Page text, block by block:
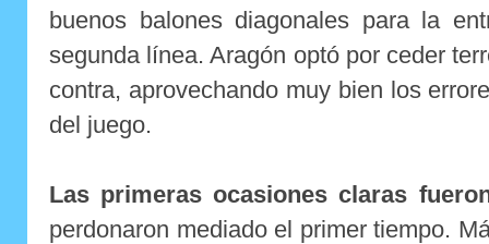
buenos balones diagonales para la
segunda línea. Aragón optó por ceder
contra, aprovechando muy bien los
del juego.
Las primeras ocasiones claras
perdonaron mediado el primer tiempo.